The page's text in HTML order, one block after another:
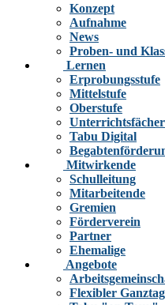
Konzept
Aufnahme
News
Proben- und
Lernen
Erprobungsstufe
Mittelstufe
Oberstufe
Unterrichtsfächer
Tabu Digital
Mitwirkende
Schulleitung
Mitarbeitende
Gremien
Förderverein
Partner
Ehemalige
Angebote
Flexibler Ganztag